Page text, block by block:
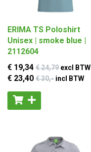
ERIMA TS Poloshirt
Unisex | smoke blue |
2112604
€ 19,34 € 24,79 excl BTW
€ 23,40 € 30,- incl BTW